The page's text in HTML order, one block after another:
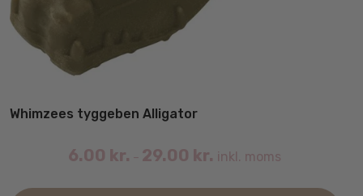
Whimzees tyggeben Alligator
6.00 kr. – 29.00 kr. inkl. moms